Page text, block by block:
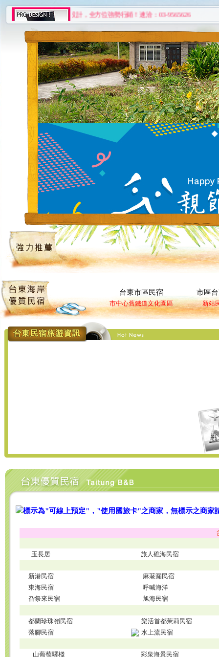
專業網站設計，全方位強勢行銷！速洽：03-9565626
台東市區民宿
市中心舊鐵道文化園區
市區
新站
標示為"可線上預定"，"使用國旅卡"之商家，無標示之商家
玉長居 旅人礁海民宿
新港民宿
東海民宿
旮祭來民宿
麻荖漏民宿
呼喊海洋
旭海民宿
都蘭珍珠嶺民宿
落腳民宿
樂活首都茉莉民宿
水上流民宿
山葡萄驛棧 彩泉海景民宿